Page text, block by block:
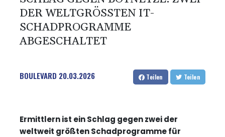
DER WELTGRÖSSTEN IT-S
CHADPROGRAMME A
BGESCHALTET
BOULEVARD 20.03.2026 Teilen Teilen
Ermittlern ist ein Schlag gegen zwei der
weltweit größten Schadprogramme für